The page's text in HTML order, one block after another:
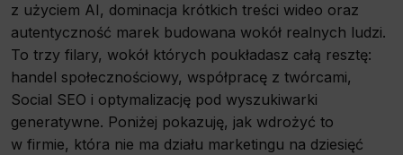
z użyciem AI, dominacja krótkich treści wideo oraz
autentyczność marek budowana wokół realnych ludzi.
To trzy filary, wokół których poukładasz całą resztę:
handel społecznościowy, współpracę z twórcami,
Social SEO i optymalizację pod wyszukiwarki
generatywne. Poniżej pokazuję, jak wdrożyć to
w firmie, która nie ma działu marketingu na dziesięć